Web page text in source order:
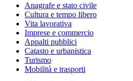
Anagrafe e stato civile
Cultura e tempo libero
Vita lavorativa
Imprese e commercio
Appalti pubblici
Catasto e urbanistica
Turismo
Mobilità e trasporti